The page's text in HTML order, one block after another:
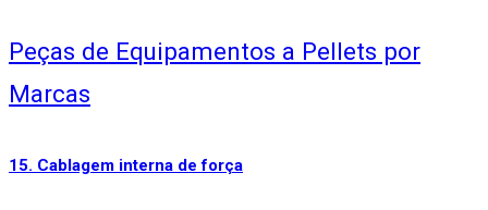
Peças de Equipamentos a Pellets por
Marcas
15. Cablagem interna de força